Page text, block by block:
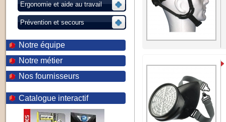
Ergonomie et aide au travail
Prévention et secours
Notre équipe
Notre métier
Nos fournisseurs
Catalogue interactif